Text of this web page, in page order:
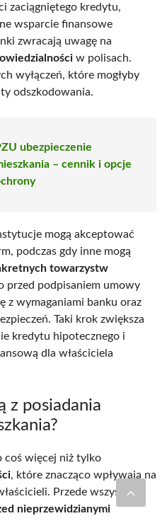
zaciągniętego kredytu,
wsparcie finansowe
zwracają uwagę na
w polisach.
wyłączeń, które mogłyby
odszkodowania.
ubezpieczenie
– cennik i opcje
mogą akceptować
podczas gdy inne mogą
towarzystw
przed podpisaniem umowy
z wymaganiami banku oraz
Taki krok zwiększa
kredytu hipotecznego i
dla właściciela
z posiadania
coś więcej niż tylko
, które znacząco wpływają na
Przede wszystkim,
nieprzewidzianymi